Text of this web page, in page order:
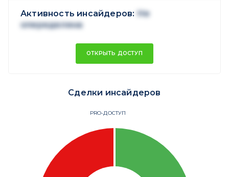
Активность инсайдеров: Не
опеределена
ОТКРЫТЬ ДОСТУП
Сделки инсайдеров
PRO-ДОСТУП